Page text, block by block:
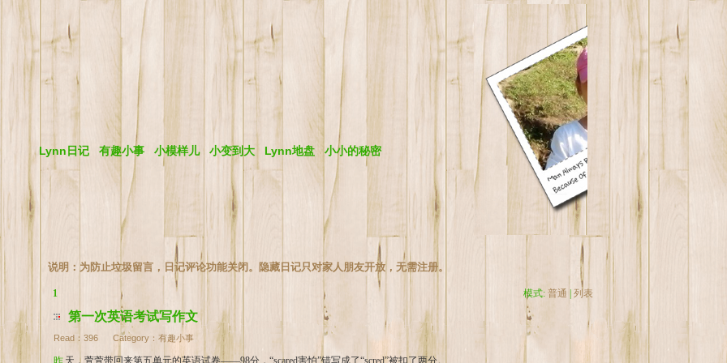
Lynn日记 有趣小事 小模样儿 小变到大 Lynn地盘 小小的秘密
说明：为防止垃圾留言，日记评论功能关闭。隐藏日记只对家人朋友开放，无需注册。
1 模式: 普通 列表
第一次英语考试写作文
Read： 396 Category： 有趣小事
昨天，萱萱带回来第五单元的英语试卷——98分，“scared害怕”错写成了“scred”被扣了两分。